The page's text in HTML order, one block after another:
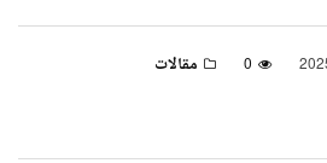
0 مقالات